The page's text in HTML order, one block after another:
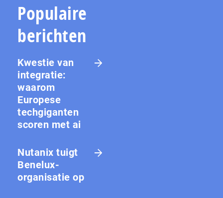
Populaire
berichten
Kwestie van
integratie:
waarom
Europese
techgiganten
scoren met ai
Nutanix tuigt
Benelux-
organisatie op